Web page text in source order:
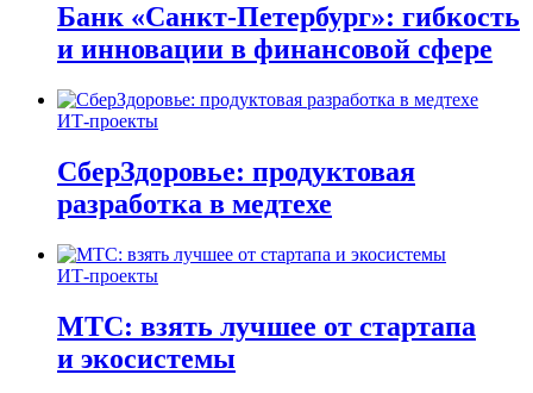
Банк «Санкт-Петербург»: гибкость
и инновации в финансовой сфере
ИТ-проекты
СберЗдоровье: продуктовая
разработка в медтехе
ИТ-проекты
МТС: взять лучшее от стартапа
и экосистемы